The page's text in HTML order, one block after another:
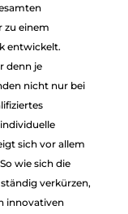
zu einem
entwickelt.
denn je
nicht nur bei
sich vor allem
wie sich die
verkürzen,
innovativen